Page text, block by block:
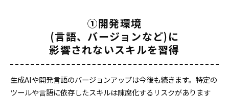
①開発環境
(言語、バージョンなど)に
影響されないスキルを習得
生成AIや開発言語のバージョンアップは今後も続きます。特定の
ツールや言語に依存したスキルは陳腐化するリスクがあります